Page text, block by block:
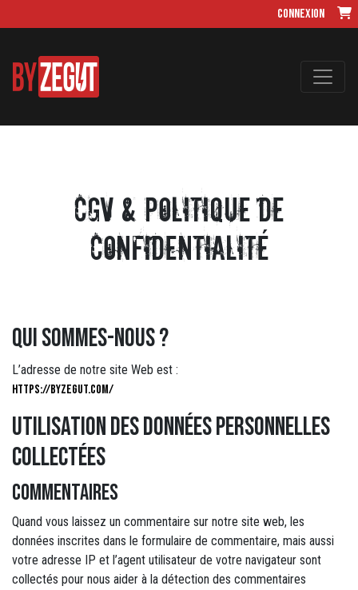
Connexion
CGV & Politique de
confidentialité
Qui sommes-nous ?
L’adresse de notre site Web est :
https://byzegut.com/
Utilisation des données personnelles
collectées
Commentaires
Quand vous laissez un commentaire sur notre site web, les
données inscrites dans le formulaire de commentaire, mais aussi
votre adresse IP et l’agent utilisateur de votre navigateur sont
collectés pour nous aider à la détection des commentaires